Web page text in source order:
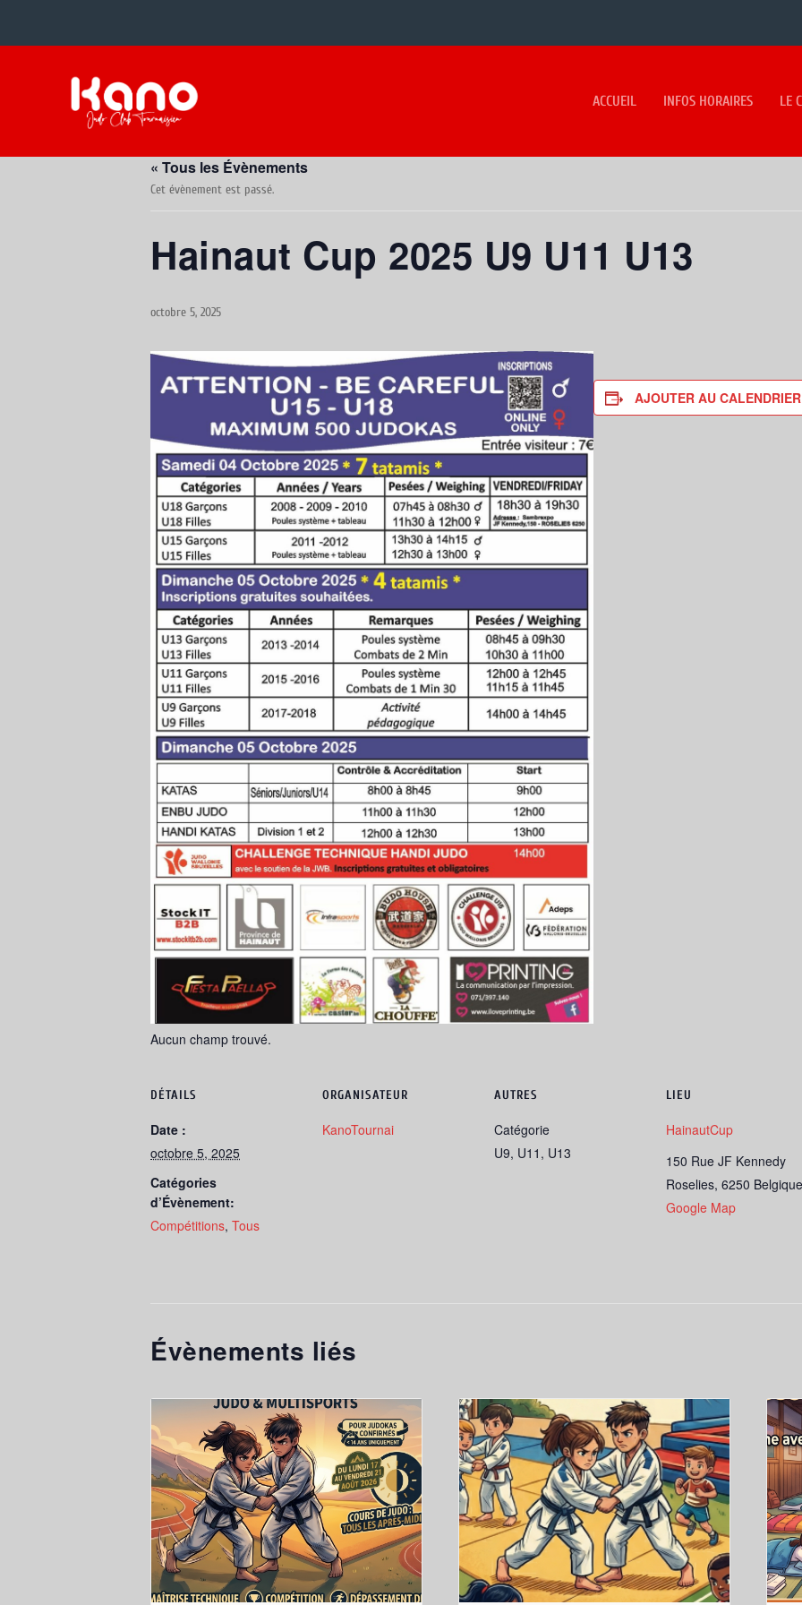
ACCUEIL INFOS HORAIRES LE
« Tous les Évènements
Cet évènement est passé.
Hainaut Cup 2025 U9 U11 U13
octobre 5, 2025
Aucun champ trouvé.
AJOUTER AU CALENDRIER
DÉTAILS
Date :
octobre 5, 2025
Catégories
d’Évènement:
Compétitions, Tous
ORGANISATEUR
KanoTournai
AUTRES
Catégorie
U9, U11, U13
LIEU
HainautCup
150 Rue JF Kennedy
Roselies, 6250 Belgique
Google Map
Évènements liés